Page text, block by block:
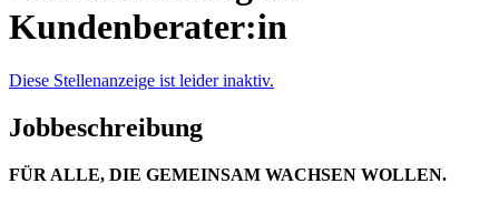
Kundenberater:in
Diese Stellenanzeige ist leider inaktiv.
Jobbeschreibung
FÜR ALLE, DIE GEMEINSAM WACHSEN WOLLEN.